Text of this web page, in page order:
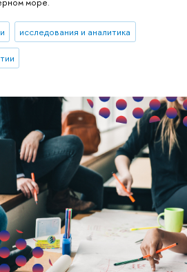
исследования и аналитика